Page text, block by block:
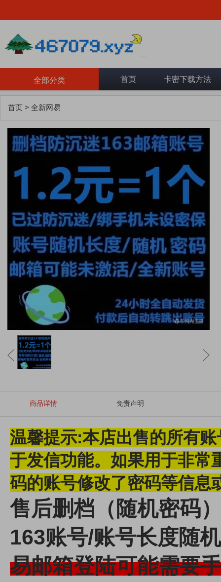
全部分类 首页 卡密下载方法
首页 > 全新网易
商品详情 免责声明
温馨提示:本店出售的所有
于发信功能。 如果用于非常
码的账号修改了密码等信息
售后删档（随机密码
163账号/账号长度随
易邮箱登陆可能需要